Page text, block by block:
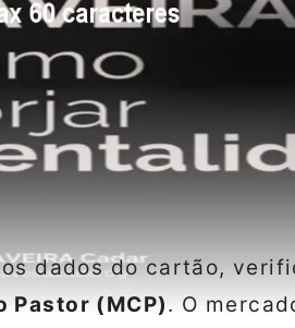
dados do cartão,
Pastor (MCP). O